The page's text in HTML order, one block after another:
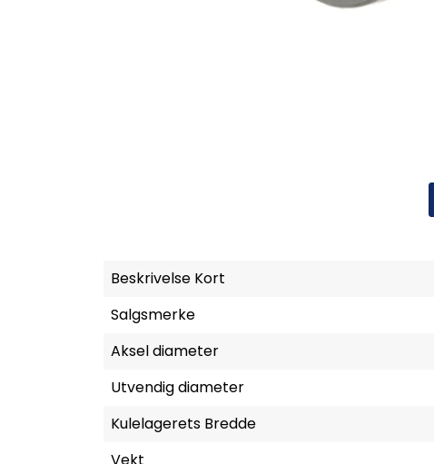
Beskrivelse Kort
Salgsmerke
Aksel diameter
Utvendig diameter
Kulelagerets Bredde
Vekt